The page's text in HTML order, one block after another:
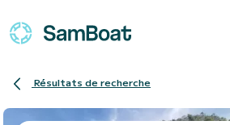
Résultats de recherche